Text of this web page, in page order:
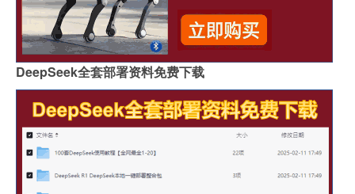
DeepSeek全套部署资料免费下载